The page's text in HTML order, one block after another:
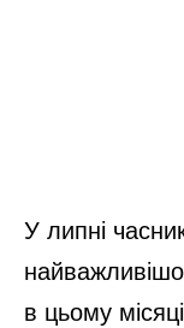
У липні
в цьому